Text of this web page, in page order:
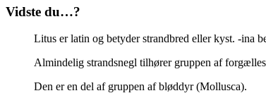
Vidste du…?
Litus er latin og betyder strandbred eller kyst. -ina
Almindelig strandsnegl tilhører gruppen af
Den er en del af gruppen af bløddyr (Mollusca).